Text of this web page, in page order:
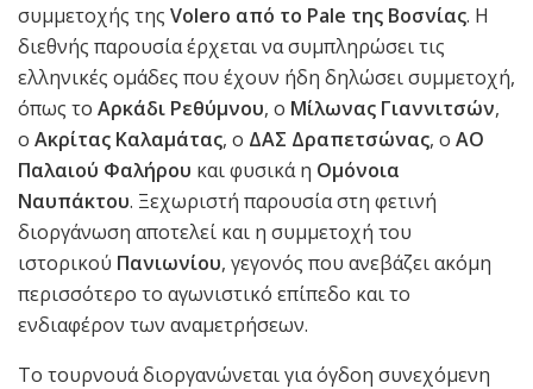
συμμετοχής της Volero από το Pale της Βοσνίας. Η
διεθνής παρουσία έρχεται να συμπληρώσει τις
ελληνικές ομάδες που έχουν ήδη δηλώσει συμμετοχή,
όπως το Αρκάδι Ρεθύμνου, ο Μίλωνας Γιαννιτσών,
ο Ακρίτας Καλαμάτας, ο ΔΑΣ Δραπετσώνας, ο ΑΟ
Παλαιού Φαλήρου και φυσικά η Ομόνοια
Ναυπάκτου. Ξεχωριστή παρουσία στη φετινή
διοργάνωση αποτελεί και η συμμετοχή του
ιστορικού Πανιωνίου, γεγονός που ανεβάζει ακόμη
περισσότερο το αγωνιστικό επίπεδο και το
ενδιαφέρον των αναμετρήσεων.
Το τουρνουά διοργανώνεται για όγδοη συνεχόμενη